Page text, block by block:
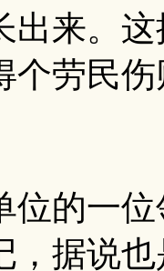
出来。
个劳民
位的一
，据说